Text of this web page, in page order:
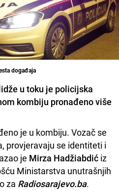
događaja
u toku je policijska
kombiju pronađeno više
je u kombiju. Vozač se
provjeravaju se identiteti i
je Mirza Hadžiabdić iz
Ministarstva unutrašnjih
za Radiosarajevo.ba.